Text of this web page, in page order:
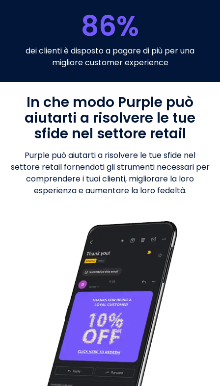
86%
dei clienti è disposto a pagare di più per una
migliore customer experience
In che modo Purple può
aiutarti a risolvere le tue
sfide nel settore retail
Purple può aiutarti a risolvere le tue sfide nel
settore retail fornendoti gli strumenti necessari per
comprendere i tuoi clienti, migliorare la loro
esperienza e aumentare la loro fedeltà.